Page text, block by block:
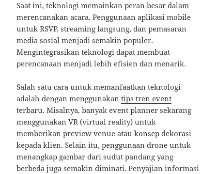
Saat ini, teknologi memainkan peran besar dalam
merencanakan acara. Penggunaan aplikasi mobile
untuk RSVP, streaming langsung, dan pemasaran
media sosial menjadi semakin populer.
Mengintegrasikan teknologi dapat membuat
perencanaan menjadi lebih efisien dan menarik.
Salah satu cara untuk memanfaatkan teknologi
adalah dengan menggunakantips tren event
terbaru. Misalnya, banyak event planner sekarang
menggunakan VR (virtual reality) untuk
memberikan preview venue atau konsep dekorasi
kepada klien. Selain itu, penggunaan drone untuk
menangkap gambar dari sudut pandang yang
berbeda juga semakin diminati. Penyajian informasi